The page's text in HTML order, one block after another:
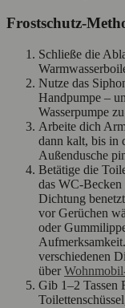
Schließe die
Nutze das
Handpumpe –
Wasserpumpe
Arbeite dich
dann kalt, bis in
Außendusche
Betätige die
das WC-
Dichtung
vor Gerüchen
oder
verschiedenen
über
Gib 1–2 Tassen